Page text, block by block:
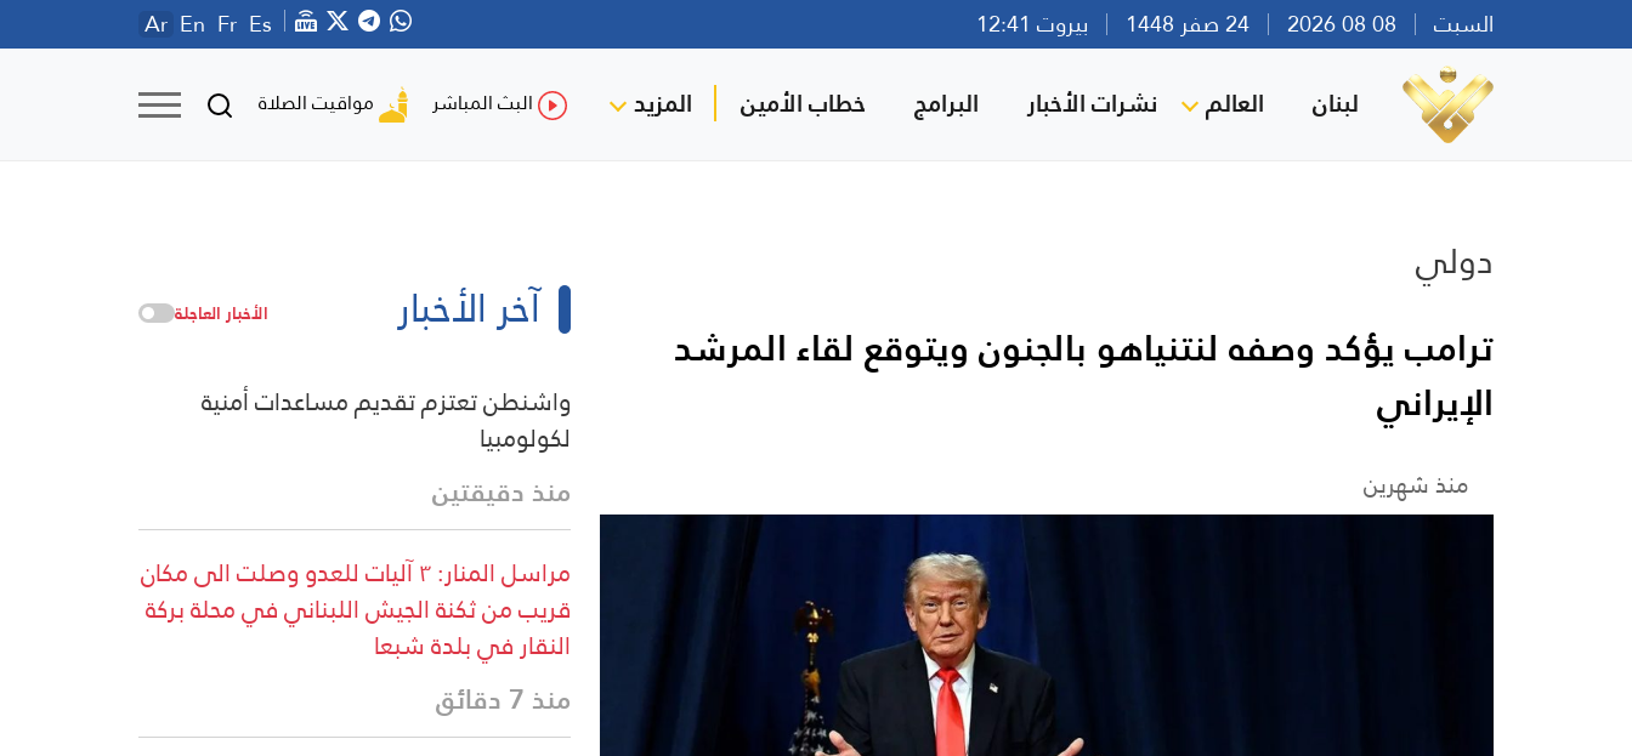
السبت بيروت 12:41 Ar En Fr Es
لبنان العالم نشرات الأخبار البرامج خطاب الأمين المزيد البث المباشر مواقيت الصلاة
دولي
ترامب يؤكد وصفه لنتنياهو بالجنون ويتوقع لقاء المرشد
الإيراني
منذ شهرين
آخر الأخبار الأخبار العاجلة
واشنطن تعتزم تقديم مساعدات أمنية
لكولومبيا
منذ دقيقتين
مراسل المنار: ٣ آليات للعدو وصلت الى مكان
قريب من ثكنة الجيش اللبناني في محلة بركة
النقار في بلدة شبعا
منذ 7 دقائق